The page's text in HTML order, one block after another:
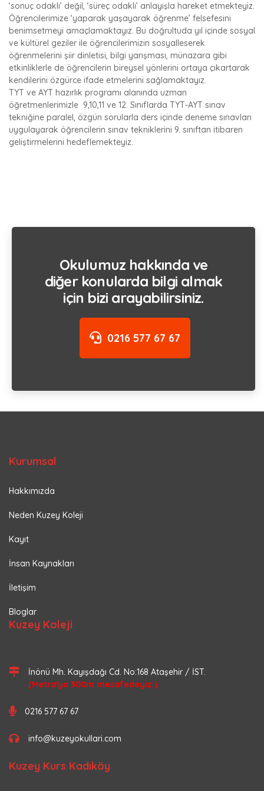
‘sonuç odaklı’ değil, ‘süreç odaklı’ anlayışla hareket etmekteyiz.
Öğrencilerimize ‘yaparak yaşayarak öğrenme’ felsefesini
benimsetmeyi amaçlamaktayız. Bu doğrultuda yıl içinde sosyal
ve kültürel geziler ile öğrencilerimizin sosyalleserek
öğrenmelerini şiir dinletisi, bilgi yarışması, münazara gibi
etkinliklerle de öğrencilerin bireysel yönlerini ortaya çıkartarak
kendilerini özgürce ifade etmelerini sağlamaktayız.
TYT ve AYT hazırlık programı alanında uzman
öğretmenlerimizle 9,10,11 ve 12. Sınıflarda TYT-AYT sınav
tekniğine paralel, özgün sorularla ders içinde deneme sınavları
uygulayarak öğrencilerin sınav tekniklerini 9. sınıftan itibaren
geliştirmelerini hedeflemekteyiz.
Okulumuz hakkında ve
diğer konularda bilgi almak
için bizi arayabilirsiniz.
0216 577 67 67
Kurumsal
Hakkımızda
Neden Kuzey Koleji
Kayıt
İnsan Kaynakları
İletişim
Bloglar
Kuzey Koleji
İnönü Mh. Kayışdağı Cd. No:168 Ataşehir / İST.
(Metro'ya 300m mesafedeyiz.)
0216 577 67 67
info@kuzeyokullari.com
Kuzey Kurs Kadıköy